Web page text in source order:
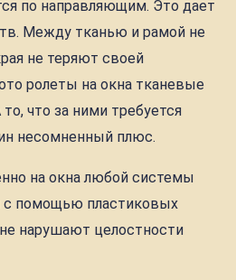
по направляющим. Это дает
Между тканью и рамой не
не теряют своей
ролеты на окна тканевые
что за ними требуется
несомненный плюс.
на окна любой системы
с помощью пластиковых
нарушают целостности